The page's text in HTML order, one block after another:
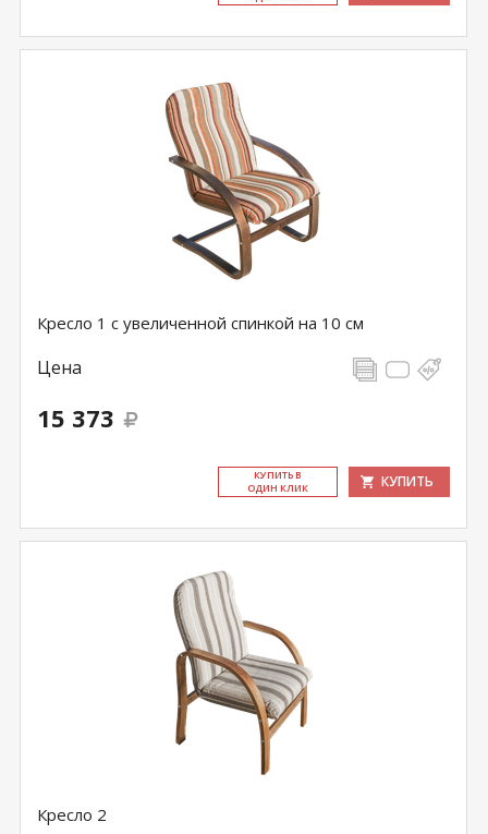
Кресло 1 с увеличенной спинкой на 10 см
Цена
15 373
КУ­ПИТЬ В
ОДИН КЛИК
КУПИТЬ
Кресло 2